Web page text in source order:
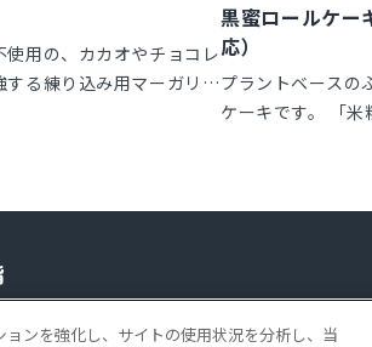
使用の、カカオやチョコレ
する練り込み用マーガリン
黒蜜ロールケー
応）
プラントベースの
ケーキです。 「
ソーシャルメデ
ンを強化し、サイトの使用状況を分析し、当